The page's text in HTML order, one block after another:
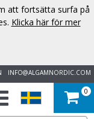
INFO@ALGAMNORDIC.COM
0
att fortsätta surfa på
Klicka här för mer